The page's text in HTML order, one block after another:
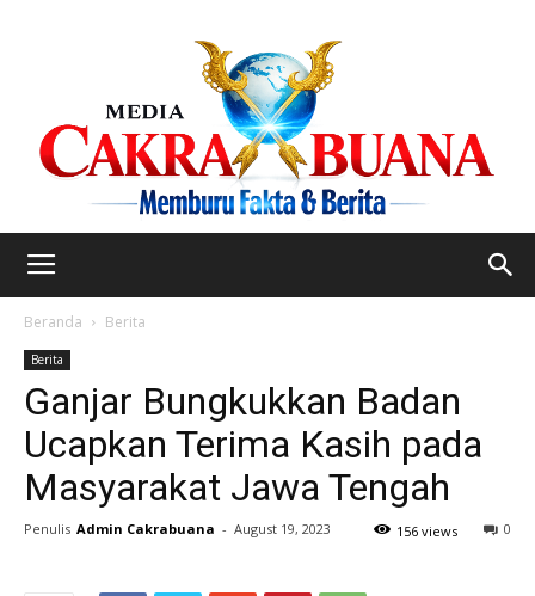
Beranda Berita
Berita
Ganjar Bungkukkan Badan
Ucapkan Terima Kasih pada
Masyarakat Jawa Tengah
Penulis Admin Cakrabuana - August 19, 2023 0
156 views